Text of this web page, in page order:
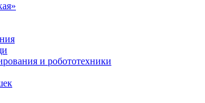
и робототехники